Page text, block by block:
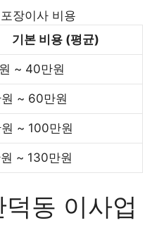
장이사 비용
기본 비용 (평균)
~ 40만원
~ 60만원
~ 100만원
~ 130만원
동 이사업